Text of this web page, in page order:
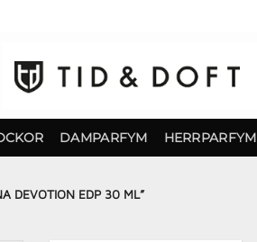
DAMPARFYM HERRPARFYM
DEVOTION EDP 30 ML”